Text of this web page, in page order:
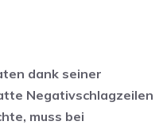
dank seiner
Negativschlagzeilen
muss bei